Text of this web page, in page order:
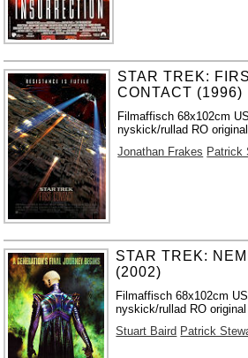
STAR TREK:
CONTACT (1996)
Filmaffisch 68x102cm
nyskick/rullad RO original
Jonathan Frakes Patrick
STAR TREK:
(2002)
Filmaffisch 68x102cm
nyskick/rullad RO original
Stuart Baird Patrick